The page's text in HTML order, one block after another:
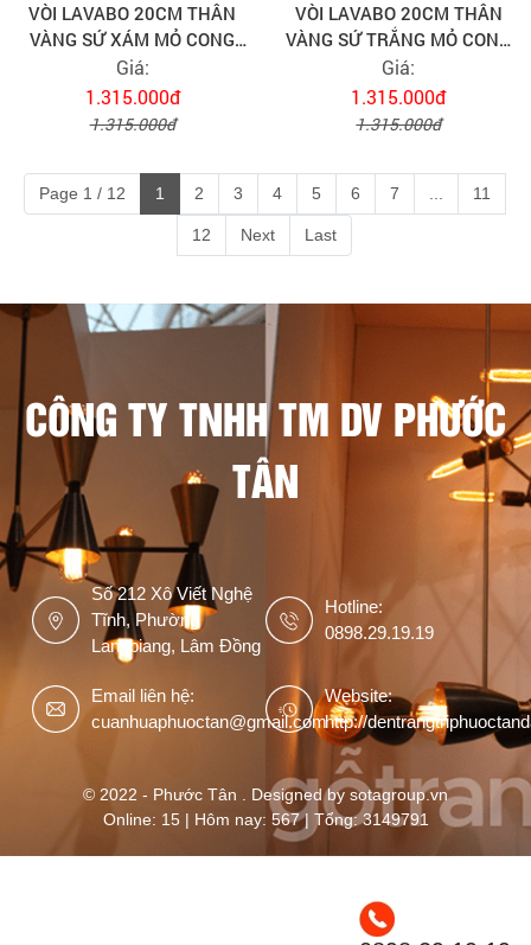
VÒI LAVABO 20CM THÂN
VÀNG SỨ XÁM MỎ CONG
VLVB-530
Giá:
1.315.000đ
1.315.000đ
VÒI LAVABO 20CM THÂN
VÀNG SỨ TRẮNG MỎ CONG
VLVB-533
Giá:
1.315.000đ
1.315.000đ
Page 1 / 12 1 2 3 4 5 6 7 11
12 Next Last
CÔNG TY TNHH TM DV PHƯỚC
TÂN
Số 212 Xô Viết Nghệ
Tĩnh, Phường
Langbiang, Lâm Đồng
Hotline:
0898.29.19.19
Email liên hệ:
cuanhuaphuoctan@gmail.com
Website:
http://
© 2022 - Phước Tân . Designed by sotagroup.vn
Online: 15 | Hôm nay: 567 | Tổng: 3149791